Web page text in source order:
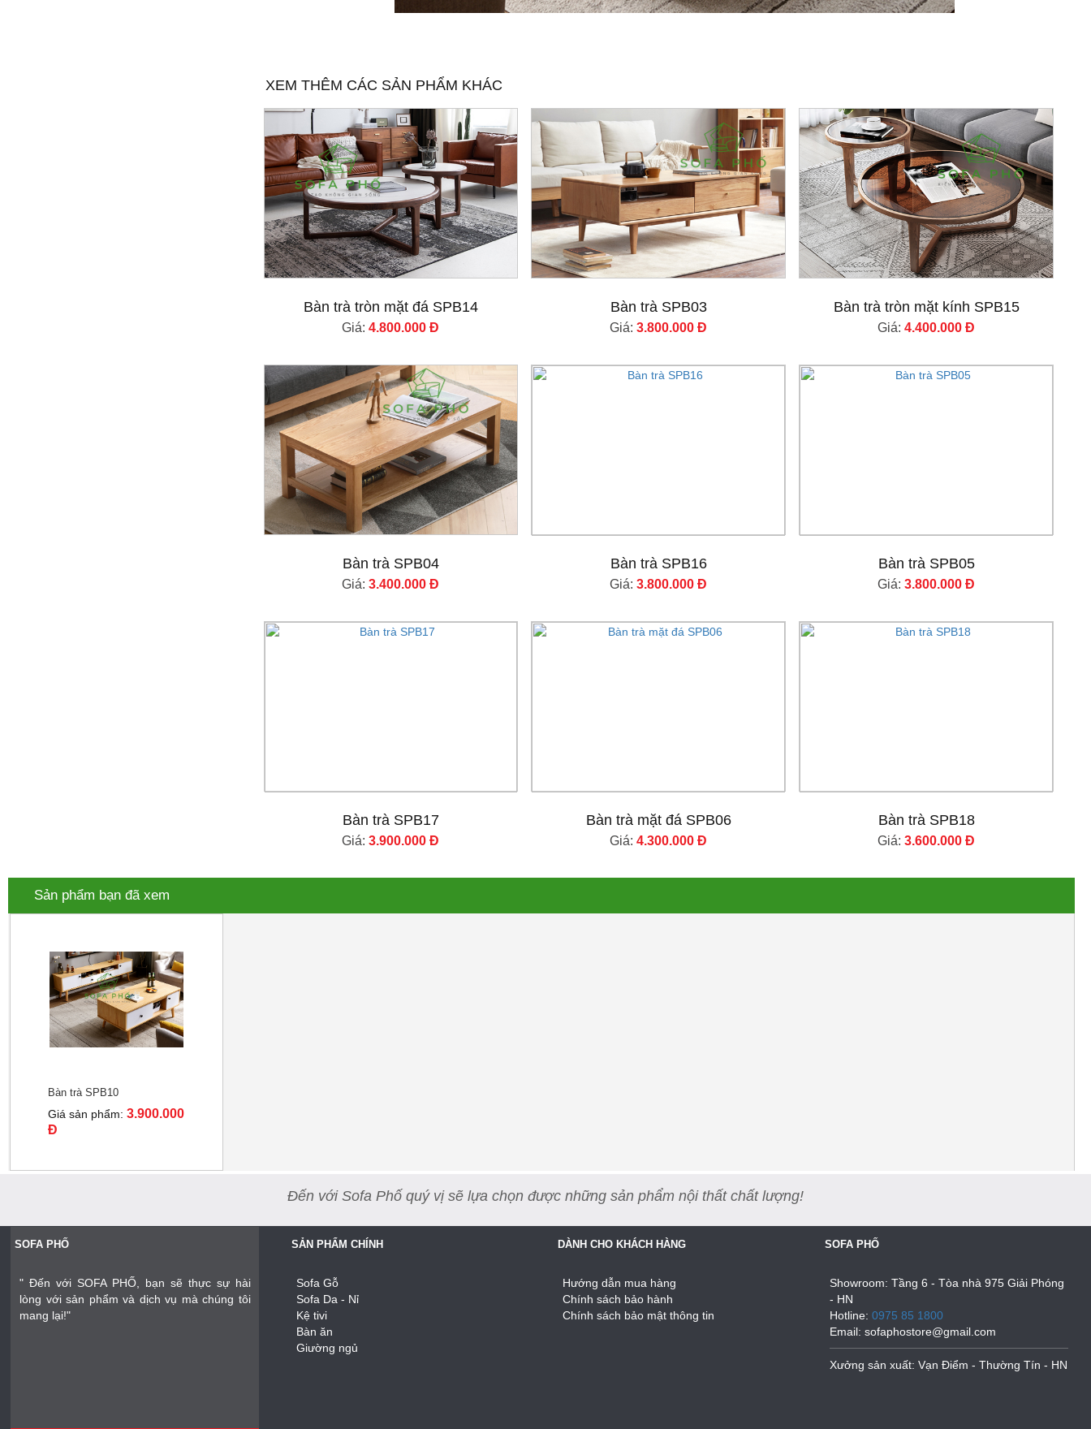
XEM THÊM CÁC SẢN PHẨM KHÁC
Bàn trà tròn mặt đá SPB14
Giá:4.800.000 Đ
Bàn trà SPB03
Giá:3.800.000 Đ
Bàn trà tròn mặt kính SPB15
Giá:4.400.000 Đ
Bàn trà SPB04
Giá:3.400.000 Đ
Bàn trà SPB16
Giá:3.800.000 Đ
Bàn trà SPB05
Giá:3.800.000 Đ
Bàn trà SPB17
Giá:3.900.000 Đ
Bàn trà mặt đá SPB06
Giá:4.300.000 Đ
Bàn trà SPB18
Giá:3.600.000 Đ
Sản phẩm bạn đã xem
Bàn trà SPB10
Giá sản phẩm: 3.900.000
Đ
Đến với Sofa Phố quý vị sẽ lựa chọn được những sản phẩm nội thất chất lượng!
SOFA PHỐ
" Đến với SOFA PHỐ, bạn sẽ thực sự hài
lòng với sản phẩm và dịch vụ mà chúng tôi
mang lại!"
SẢN PHẨM CHÍNH
Sofa Gỗ
Sofa Da - Nỉ
Kệ tivi
Bàn ăn
Giường ngủ
DÀNH CHO KHÁCH HÀNG
Hướng dẫn mua hàng
Chính sách bảo hành
Chính sách bảo mật thông tin
SOFA PHỐ
Showroom: Tầng 6 - Tòa nhà 975 Giải Phóng
- HN
Hotline: 0975 85 1800
Email: sofaphostore@gmail.com
Xưởng sản xuất: Vạn Điểm - Thường Tín - HN